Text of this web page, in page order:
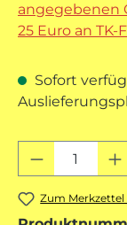
angegebenen
25 Euro an TK-
Sofort
Produkt
Zum